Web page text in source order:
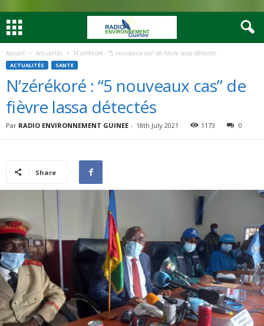
Accueil Actualités N’zérékoré : “5 nouveaux cas” de fièvre lassa détectés
ACTUALITÉS SANTE
N’zérékoré : “5 nouveaux cas” de
fièvre lassa détectés
Par RADIO ENVIRONNEMENT GUINEE - 18th July 2021 1173 0
Share